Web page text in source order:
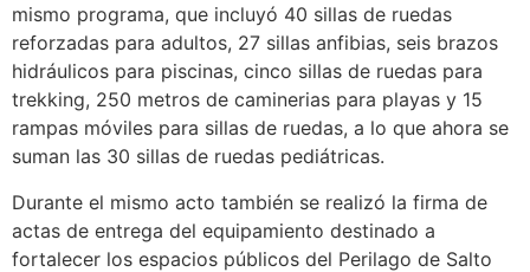
mismo programa, que incluyó 40 sillas de ruedas
reforzadas para adultos, 27 sillas anfibias, seis brazos
hidráulicos para piscinas, cinco sillas de ruedas para
trekking, 250 metros de caminerias para playas y 15
rampas móviles para sillas de ruedas, a lo que ahora se
suman las 30 sillas de ruedas pediátricas.
Durante el mismo acto también se realizó la firma de
actas de entrega del equipamiento destinado a
fortalecer los espacios públicos del Perilago de Salto